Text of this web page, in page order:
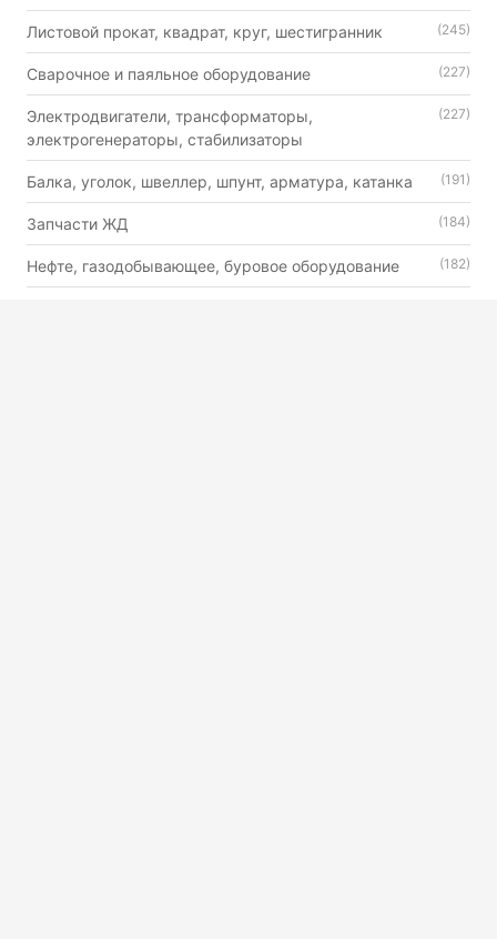
Листовой прокат, квадрат, круг, шестигранник (245)
Сварочное и паяльное оборудование (227)
Электродвигатели, трансформаторы,
электрогенераторы, стабилизаторы
(227)
Балка, уголок, швеллер, шпунт, арматура, катанка (191)
Запчасти ЖД (184)
Нефте, газодобывающее, буровое оборудование (182)